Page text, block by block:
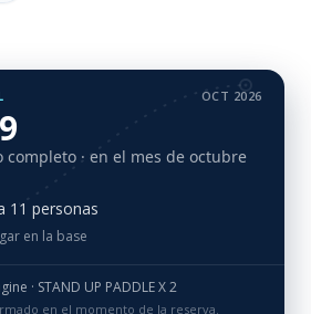
OCT 2026
completo · en el mes de octubre
11 personas
en la base
· STAND UP PADDLE X 2
en el momento de la reserva.